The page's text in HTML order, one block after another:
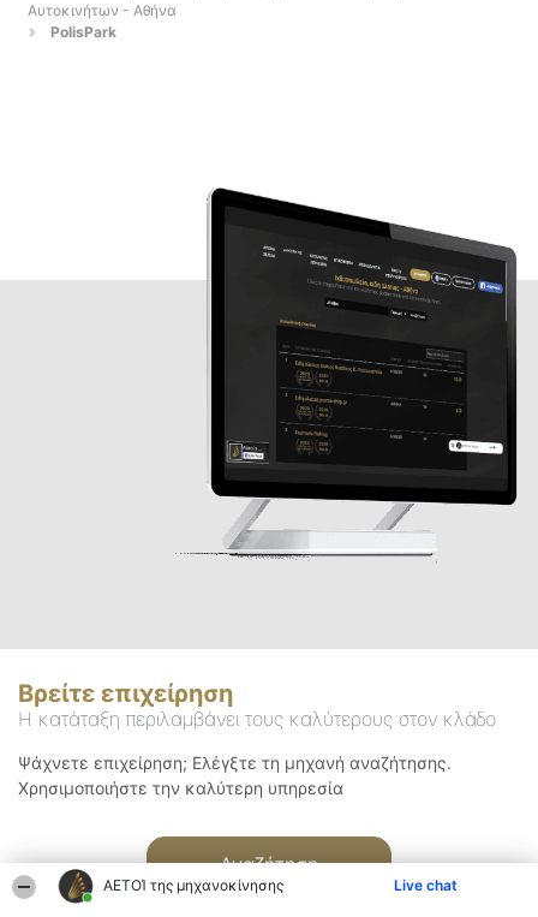
ΑΕΤΟΊ της μηχανοκίνησης Live chat
Αυτοκινήτων - Αθήνα
PolisPark
Βρείτε επιχείρηση
Η κατάταξη περιλαμβάνει τους καλύτερους στον κλάδο
Ψάχνετε επιχείρηση; Ελέγξτε τη μηχανή αναζήτησης.
Χρησιμοποιήστε την καλύτερη υπηρεσία
Αναζήτηση